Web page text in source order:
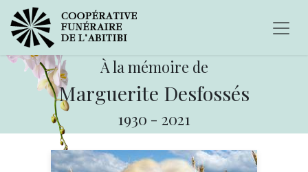
À la mémoire de
Marguerite Desfossés
1930 - 2021